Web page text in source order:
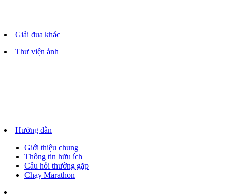
Giải đua khác
Thư viện ảnh
Hướng dẫn
Giới thiệu chung
Thông tin hữu ích
Câu hỏi thường gặp
Chạy Marathon